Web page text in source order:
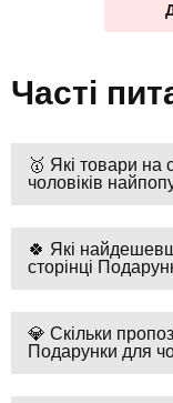
Часті
🥇 Які товари на
чоловіків
🍀 Які
сторінці
💎 Скільки
Подарунки для